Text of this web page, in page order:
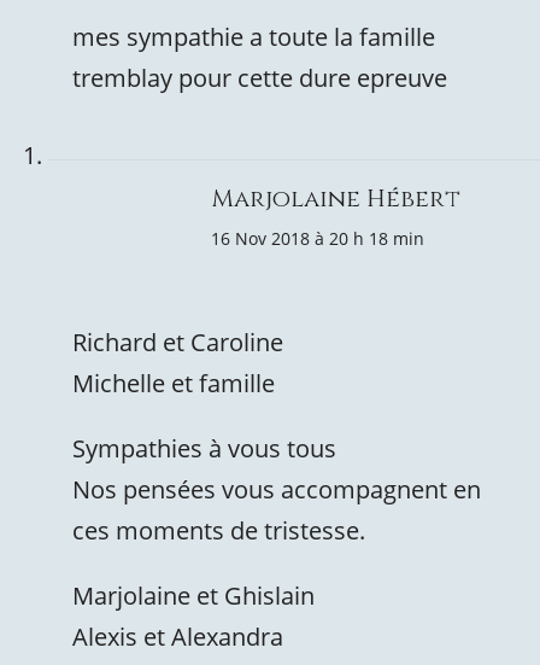
mes sympathie a toute la famille
tremblay pour cette dure epreuve
Marjolaine Hébert
16 Nov 2018 à 20 h 18 min
Richard et Caroline
Michelle et famille
Sympathies à vous tous
Nos pensées vous accompagnent en
ces moments de tristesse.
Marjolaine et Ghislain
Alexis et Alexandra